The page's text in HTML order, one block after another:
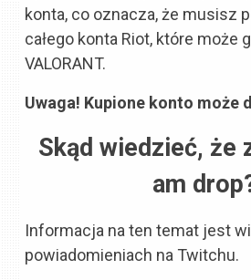
konta, co oznacza, że musisz
całego konta Riot, które może
VALORANT.
Uwaga! Kupione konto może
Skąd wiedzieć, że
am
Informacja na ten temat jest
powiadomieniach na Twitchu.